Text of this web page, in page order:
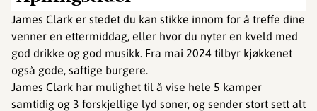
James Clark er stedet du kan stikke innom for å treffe dine
venner en ettermiddag, eller hvor du nyter en kveld med
god drikke og god musikk. Fra mai 2024 tilbyr kjøkkenet
også gode, saftige burgere.
James Clark har mulighet til å vise hele 5 kamper
samtidig og 3 forskjellige lyd soner, og sender stort sett alt